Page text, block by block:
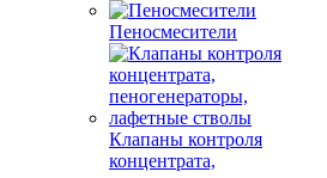
Пеносмесители
Клапаны контроля
концентрата,